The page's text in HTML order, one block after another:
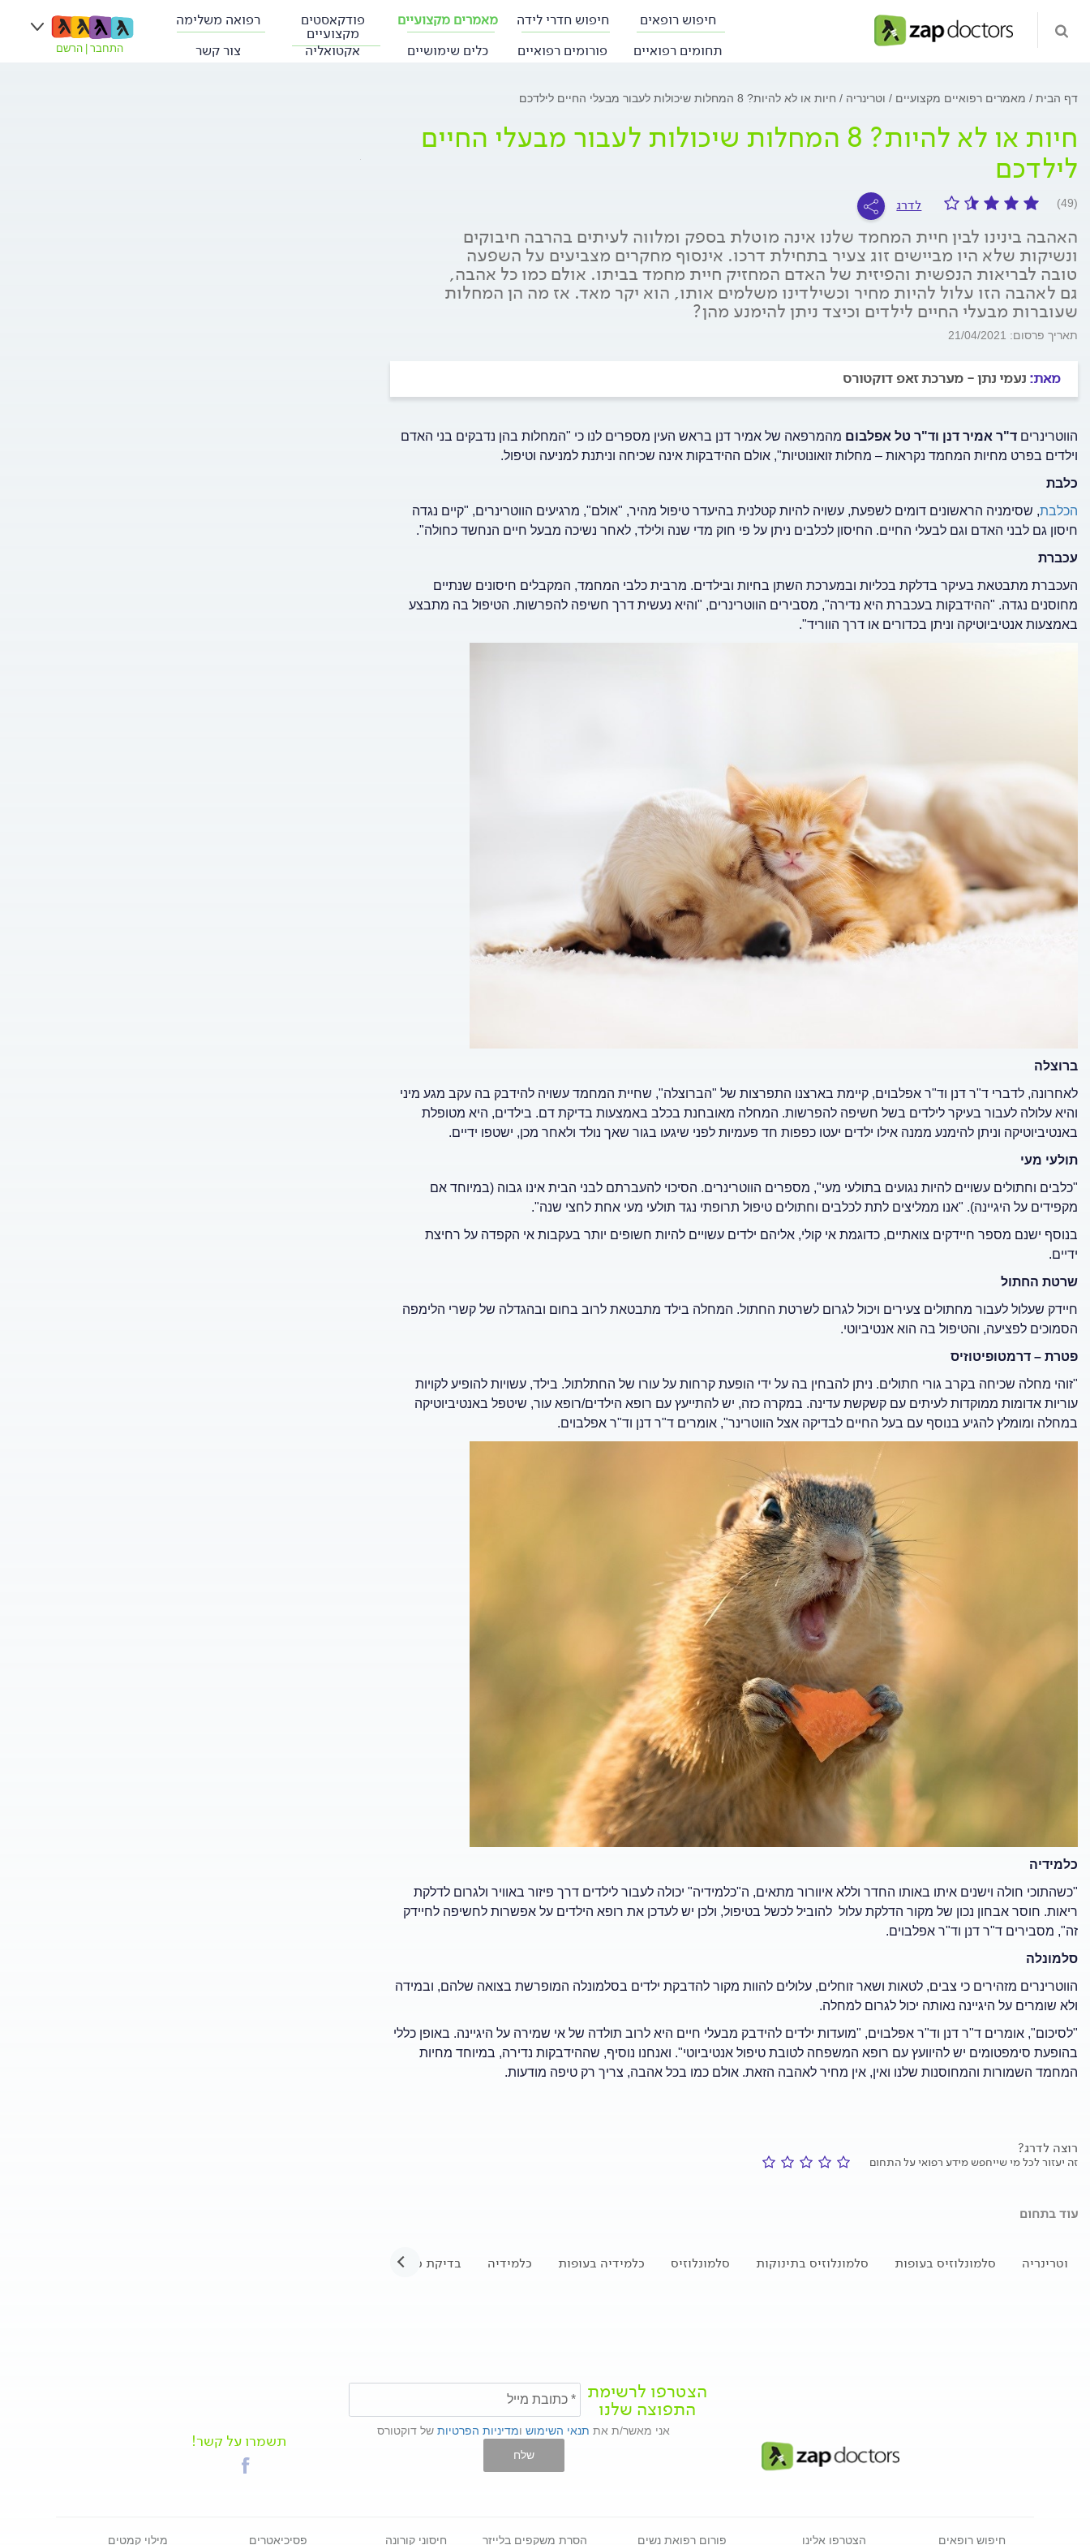
חיפוש רופאים חיפוש חדרי לידה מאמרים מקצועיים פודקאסטים
מקצועיים
רפואה משלימה
תחומים רפואיים
פורומים רפואיים כלים שימושיים אקטואליה צור קשר התחבר הרשם
דף הבית מאמרים רפואיים מקצועיים וטרינריה חיות או לא להיות? 8 המחלות שיכולות לעבור מבעלי החיים לילדכם
חיות או לא להיות? 8 המחלות שיכולות לעבור מבעלי החיים
לילדכם
(49) לדרג
האהבה בינינו לבין חיית המחמד שלנו אינה מוטלת בספק ומלווה לעיתים בהרבה חיבוקים
ונשיקות שלא היו מביישים זוג צעיר בתחילת דרכו. אינסוף מחקרים מצביעים על השפעה
טובה לבריאות הנפשית והפיזית של האדם המחזיק חיית מחמד בביתו. אולם כמו כל אהבה,
גם לאהבה הזו עלול להיות מחיר וכשילדינו משלמים אותו, הוא יקר מאד. אז מה הן המחלות
שעוברות מבעלי החיים לילדים וכיצד ניתן להימנע מהן?
תאריך פרסום: 21/04/2021
מאת: נעמי נתן - מערכת זאפ דוקטורס
הווטרינרים ד"ר אמיר דנן וד"ר טל אפלבום מהמרפאה של אמיר דנן בראש העין מספרים לנו כי "המחלות בהן נדבקים בני האדם
וילדים בפרט מחיות המחמד נקראות – מחלות זואונוטיות", אולם ההידבקות אינה שכיחה וניתנת למניעה וטיפול.
כלבת
הכלבת, שסימניה הראשונים דומים לשפעת, עשויה להיות קטלנית בהיעדר טיפול מהיר, "אולם", מרגיעים הווטרינרים, "קיים נגדה
חיסון גם לבני האדם וגם לבעלי החיים. החיסון לכלבים ניתן על פי חוק מדי שנה ולילד, לאחר נשיכה מבעל חיים הנחשד כחולה".
עכברת
העכברת מתבטאת בעיקר בדלקת בכליות ובמערכת השתן בחיות ובילדים. מרבית כלבי המחמד, המקבלים חיסונים שנתיים
מחוסנים נגדה. "ההידבקות בעכברת היא נדירה", מסבירים הווטרינרים, "והיא נעשית דרך חשיפה להפרשות. הטיפול בה מתבצע
באמצעות אנטיביוטיקה וניתן בכדורים או דרך הווריד".
ברוצלה
לאחרונה, לדברי ד"ר דנן וד"ר אפלבוים, קיימת בארצנו התפרצות של "הברוצלה", שחיית המחמד עשויה להידבק בה עקב מגע מיני
והיא עלולה לעבור בעיקר לילדים בשל חשיפה להפרשות. המחלה מאובחנת בכלב באמצעות בדיקת דם. בילדים, היא מטופלת
באנטיביוטיקה וניתן להימנע ממנה אילו ילדים יעטו כפפות חד פעמיות לפני שיגעו בגור שאך נולד ולאחר מכן, ישטפו ידיים.
תולעי מעי
"כלבים וחתולים עשויים להיות נגועים בתולעי מעי", מספרים הווטרינרים. הסיכוי להעברתם לבני הבית אינו גבוה (במיוחד אם
מקפידים על היגיינה). "אנו ממליצים לתת לכלבים וחתולים טיפול תרופתי נגד תולעי מעי אחת לחצי שנה".
בנוסף ישנם מספר חיידקים צואתיים, כדוגמת אי קולי, אליהם ילדים עשויים להיות חשופים יותר בעקבות אי הקפדה על רחיצת
ידיים.
שרטת החתול
חיידק שעלול לעבור מחתולים צעירים ויכול לגרום לשרטת החתול. המחלה בילד מתבטאת לרוב בחום ובהגדלה של קשרי הלימפה
הסמוכים לפציעה, והטיפול בה הוא אנטיביוטי.
פטרת – דרמטופיטוזיס
"זוהי מחלה שכיחה בקרב גורי חתולים. ניתן להבחין בה על ידי הופעת קרחות על עורו של החתלתול. בילד, עשויות להופיע לקויות
עוריות אדומות ממוקדות לעיתים עם קשקשת עדינה. במקרה כזה, יש להתייעץ עם רופא הילדים/רופא עור, שיטפל באנטיביוטיקה
במחלה ומומלץ להגיע בנוסף עם בעל החיים לבדיקה אצל הווטרינר", אומרים ד"ר דנן וד"ר אפלבוים.
כלמידיה
"כשהתוכי חולה וישנים איתו באותו החדר וללא איוורור מתאים, ה"כלמידיה" יכולה לעבור לילדים דרך פיזור באוויר ולגרום לדלקת
ריאות. חוסר אבחון נכון של מקור הדלקת עלול להוביל לכשל בטיפול, ולכן יש לעדכן את רופא הילדים על אפשרות לחשיפה לחיידק
זה", מסבירים ד"ר דנן וד"ר אפלבוים.
סלמונלה
הווטרינרים מזהירים כי צבים, לטאות ושאר זוחלים, עלולים להוות מקור להדבקת ילדים בסלמונלה המופרשת בצואה שלהם, ובמידה
ולא שומרים על היגיינה נאותה יכול לגרום למחלה.
"לסיכום", אומרים ד"ר דנן וד"ר אפלבוים, "מועדות ילדים להידבק מבעלי חיים היא לרוב תולדה של אי שמירה על היגיינה. באופן כללי
בהופעת סימפטומים יש להיוועץ עם רופא המשפחה לטובת טיפול אנטיביוטי". ואנחנו נוסיף, שההידבקות נדירה, במיוחד מחיות
המחמד השמורות והמחוסנות שלנו ואין, אין מחיר לאהבה הזאת. אולם כמו בכל אהבה, צריך רק טיפה מודעות.
רוצה לדרג?
זה יעזור לכל מי שייחפש מידע רפואי על התחום
עוד בתחום
וטרינריה סלמונלוזיס בעופות סלמונלוזיס בתינוקות סלמונלוזיס כלמידיה בעופות כלמידיה בדיקת כלמידיה
הצטרפו לרשימת
התפוצה שלנו
אני מאשר/ת את תנאי השימוש ומדיניות הפרטיות של דוקטורס
שלח
תשמרו על קשר!
חיפוש רופאים הצטרפו אלינו פורום רפואת נשים הסרת משקפים בלייזר חיסוני קורונה פסיכיאטרים מילוי קמטים